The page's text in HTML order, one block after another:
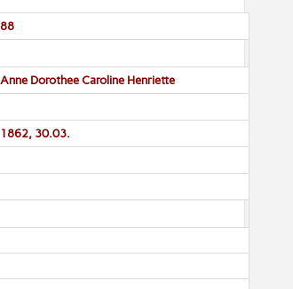
88
Anne Dorothee Caroline Henriette
1862, 30.03.